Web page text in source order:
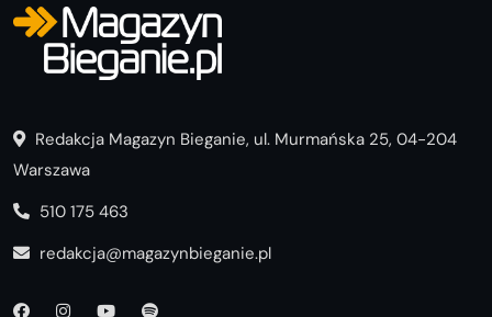
Redakcja Magazyn Bieganie, ul. Murmańska 25, 04-204
Warszawa
510 175 463
redakcja@magazynbieganie.pl